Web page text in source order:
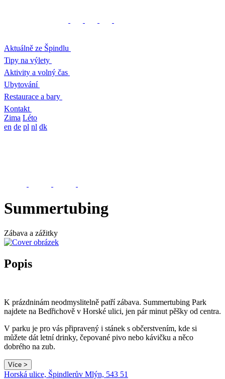
Aktuálně ze Špindlu
Tipy na výlety
Aktivity a volný čas
Ubytování
Restaurace a bary
Kontakt
Zima Léto
en de pl nl dk
Summertubing
Zábava a zážitky
Popis
K prázdninám neodmyslitelně patří zábava. Summertubing Park
najdete na Bedřichově v Horské ulici, jen pár minut pěšky od centra.
V parku je pro vás připravený i stánek s občerstvením, kde si
můžete dát letní drinky, čepované pivo nebo kávičku a něco
dobrého na zub.
Více >
Horská ulice, Špindlerův Mlýn, 543 51